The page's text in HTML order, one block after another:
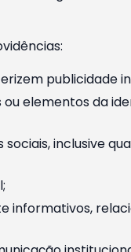
publicidade
elementos da
inclusive